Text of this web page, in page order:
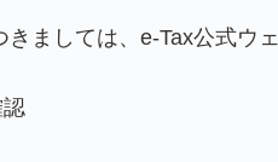
ましては、e-Tax公式ウ